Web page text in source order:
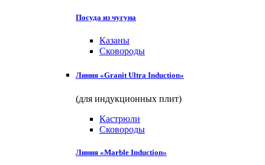
Посуда из чугуна
Казаны
Сковороды
Линия «Granit Ultra Induction»
(для индукционных плит)
Кастрюли
Сковороды
Линия «Marble Induction»